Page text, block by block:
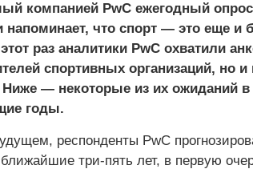
компанией PwC ежегодный
напоминает, что спорт — это еще и
раз аналитики PwC охватили
спортивных организаций, но
Ниже — некоторые из их ожиданий в
годы.
респонденты PwC
три-пять лет, в первую